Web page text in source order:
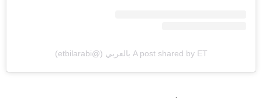
A post shared by ET بالعربي (@etbilarabi)